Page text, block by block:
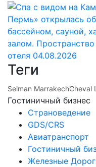
Пермь» открылась
бассейном, сауной,
залом.
отеля 04.08.2026
Теги
Selman MarrakechCheval
Гостиничный бизнес
Страноведение
GDS/CRS
Авиатранспорт
Гостиничный
Железные